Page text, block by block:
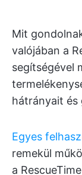
Mit
valójában a
segítségével
hátrányait és
Egyes
remekül
a